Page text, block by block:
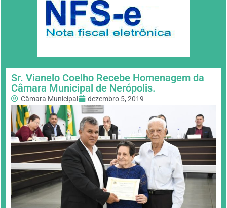
Sr. Vianelo Coelho Recebe Homenagem da
Câmara Municipal de Nerópolis.
Câmara Municipal dezembro 5, 2019